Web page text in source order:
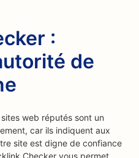
:
de
web réputés sont un
car ils indiquent aux
site est digne de confiance
Checker vous permet